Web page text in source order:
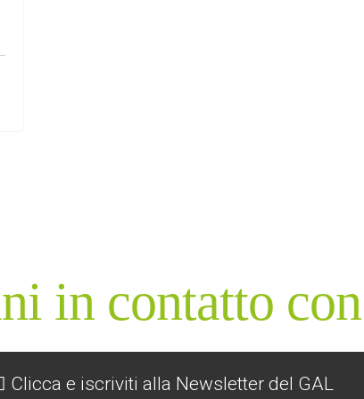
in contatto
Clicca e iscriviti alla Newsletter del GAL